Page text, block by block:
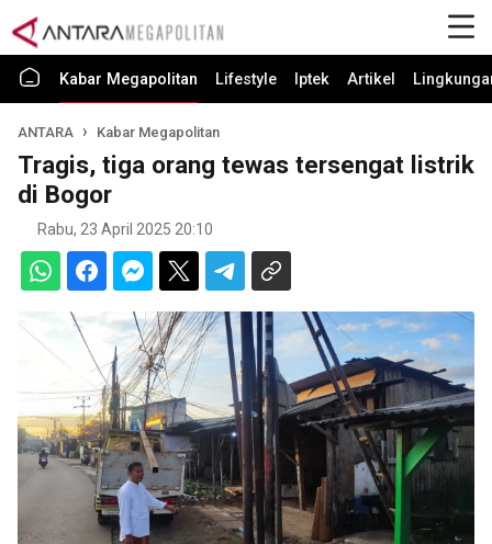
Kabar Megapolitan Lifestyle Iptek Artikel
ANTARA Kabar Megapolitan
Tragis, tiga orang tewas tersengat listrik
di Bogor
Rabu, 23 April 2025 20:10